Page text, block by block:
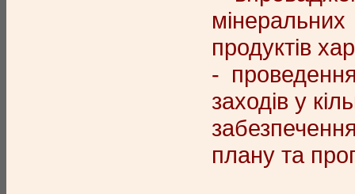
мінеральних
продуктів
-
заходів у
плану та